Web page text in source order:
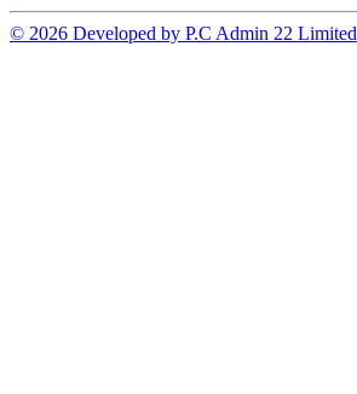
© 2026 Developed by P.C Admin 22 Limited